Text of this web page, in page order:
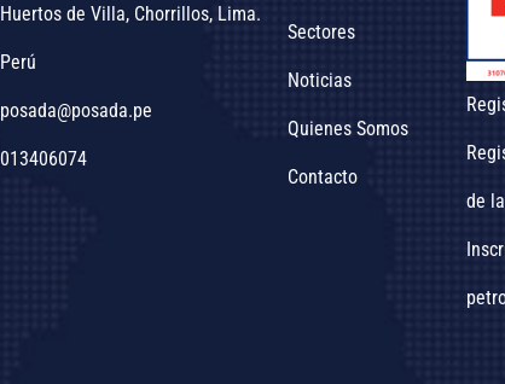
Huertos de Villa, Chorrillos, Lima.
Perú
posada@posada.pe
013406074
Sectores
Noticias
Quienes Somos
Contacto
de